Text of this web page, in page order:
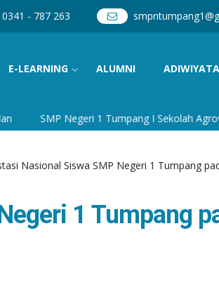
0341 - 787 263
E-LEARNING ALUMNI ADIWIYATA
1 Tumpang I Sekolah Agrowisata dan
Nasional Siswa SMP Negeri 1 Tumpang
1 Tumpang